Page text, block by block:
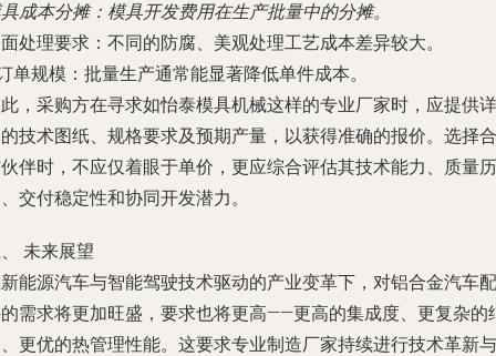
成本分摊：模具开发费用在生产批量中的分摊。
处理要求 ：不同的防腐、美观处理工艺成本差异较大。
单规模 ：批量生产通常能显著降低单件成本。
，采购方在寻求如怡泰模具机械这样的专业厂家时，应提供详
技术图纸、规格要求及预期产量，以获得准确的报价。选择合
伴时，不应仅着眼于单价，更应综合评估其技术能力、质量历
交付稳定性和协同开发潜力。
未来展望
能源汽车与智能驾驶技术驱动的产业变革下，对铝合金汽车配
需求将更加旺盛，要求也将更高——更高的集成度、更复杂的
更优的热管理性能。这要求专业制造厂家持续进行技术革新与